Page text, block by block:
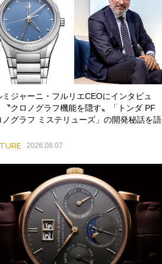
ミジャーニ・フルリエCEOにインタビュ
〝クロノグラフ機能を隠す〟「トンダ PF
ノグラフ ミステリューズ」の開発秘話を語
2026.08.07